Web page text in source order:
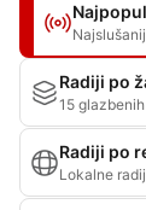
Radiji po
15
Radiji po
Lokalne